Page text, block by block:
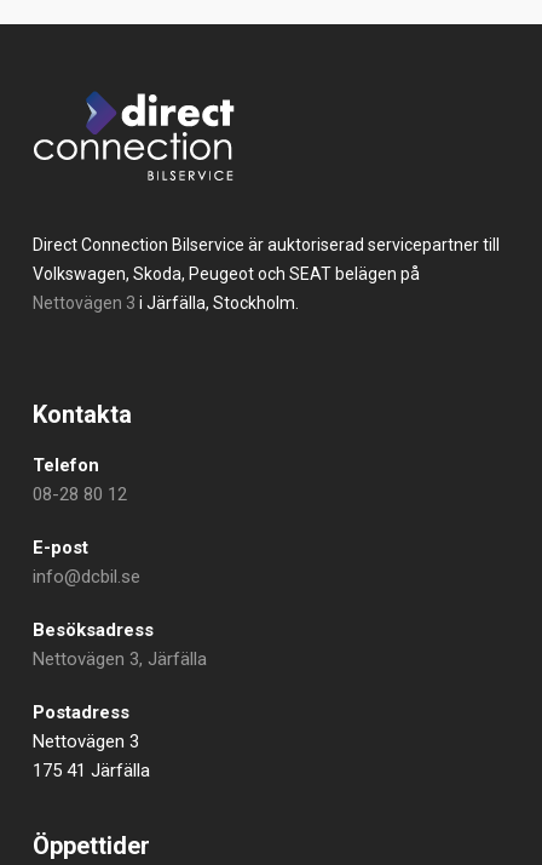
Direct Connection Bilservice är auktoriserad servicepartner till
Volkswagen, Skoda, Peugeot och SEAT belägen på
Nettovägen 3 i Järfälla, Stockholm.
Kontakta
Telefon
08-28 80 12
E-post
info@dcbil.se
Besöksadress
Nettovägen 3, Järfälla
Postadress
Nettovägen 3
175 41 Järfälla
Öppettider